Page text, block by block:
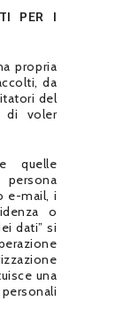
PER I
propria
da
del
di voler
quelle
e-mail, i
o
dati” si
una